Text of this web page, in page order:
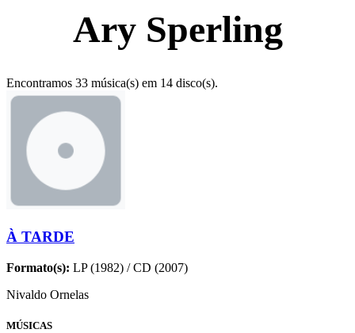
Ary Sperling
Encontramos 33 música(s) em 14 disco(s).
À TARDE
Formato(s): LP (1982) / CD (2007)
Nivaldo Ornelas
MÚSICAS